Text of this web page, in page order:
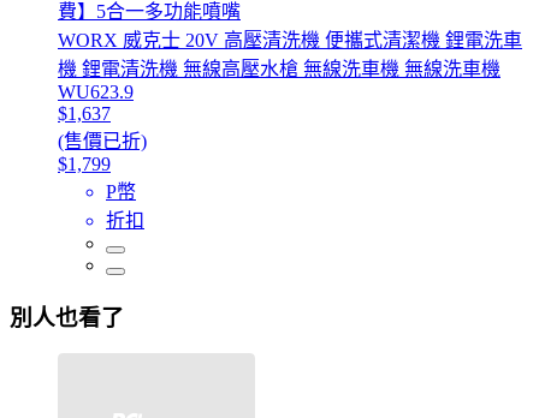
費】5合一多功能噴嘴
WORX 威克士 20V 高壓清洗機 便攜式清潔機 鋰電洗車
機 鋰電清洗機 無線高壓水槍 無線洗車機 無線洗車機
WU623.9
$1,637
(售價已折)
$1,799
P幣
折扣
別人也看了